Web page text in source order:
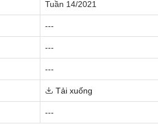
Tuần 14/2021
---
---
---
Tải xuống
---